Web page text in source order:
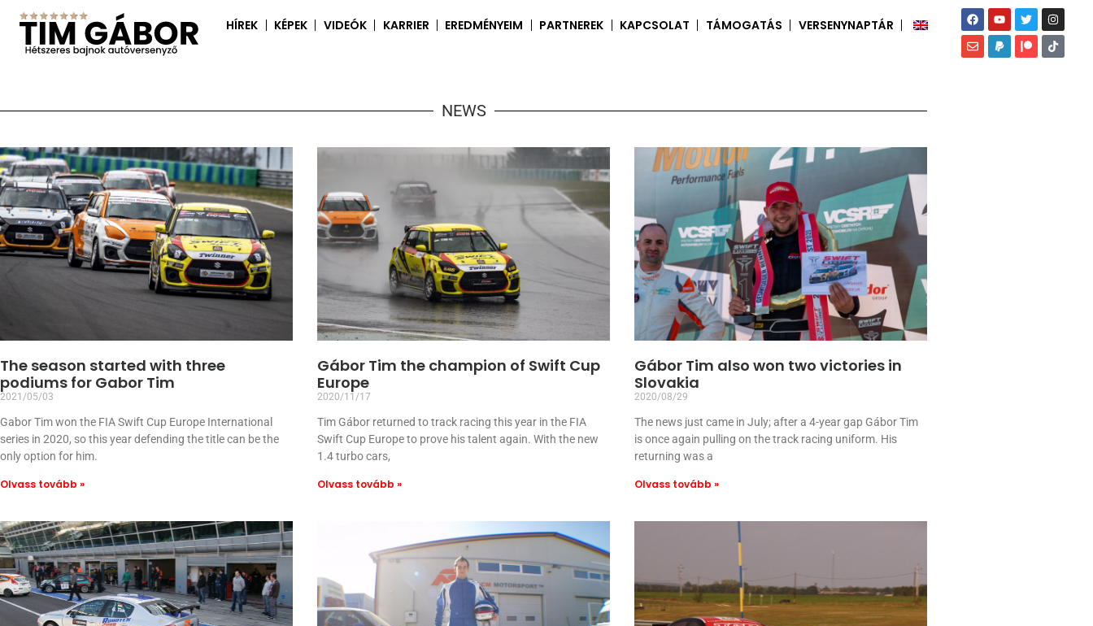
HÍREK KÉPEK VIDEÓK KARRIER EREDMÉNYEIM PARTNEREK KAPCSOLAT TÁMOGATÁS VERSENYNAPTÁR
NEWS
The season started with three
podiums for Gabor Tim
2021/05/03
Gabor Tim won the FIA Swift Cup Europe International
series in 2020, so this year defending the title can be the
only option for him.
Olvass tovább »
Gábor Tim the champion of Swift Cup
Europe
2020/11/17
Tim Gábor returned to track racing this year in the FIA ​​
Swift Cup Europe to prove his talent again. With the new
1.4 turbo cars,
Olvass tovább »
Gábor Tim also won two victories in
Slovakia
2020/08/29
The news just came in July; after a 4-year gap Gábor Tim
is once again pulling on the track racing uniform. His
returning was a
Olvass tovább »